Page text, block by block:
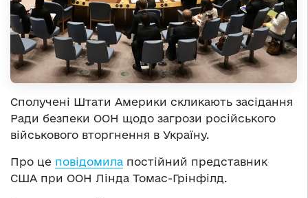
Сполучені Штати Америки скликають засідання
Ради безпеки ООН щодо загрози російського
військового вторгнення в Україну.
Про це повідомила постійний представник
США при ООН Лінда Томас-Грінфілд.